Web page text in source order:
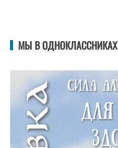
МЫ В ОДНОКЛАССНИКАХ